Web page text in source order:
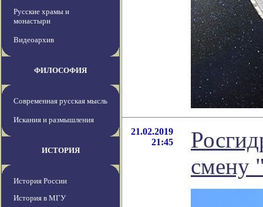
Русские храмы и
монастыри
Видеоархив
ФИЛОСОФИЯ
Современная русская мысль
Искания и размышления
ИСТОРИЯ
История России
История в МГУ
21.02.2019
21:45
смену